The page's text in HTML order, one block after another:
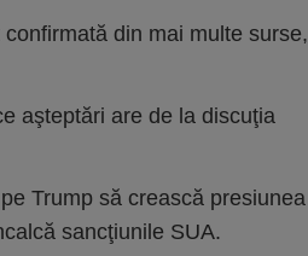
din mai multe surse,
aşteptări are de la discuţia
Trump să crească presiunea
sancţiunile SUA.